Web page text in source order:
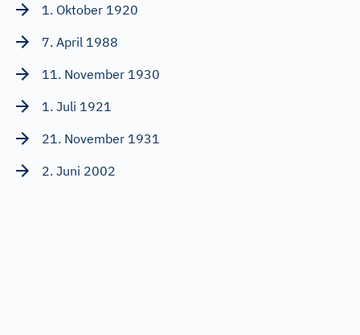
1. Oktober 1920
7. April 1988
11. November 1930
1. Juli 1921
21. November 1931
2. Juni 2002